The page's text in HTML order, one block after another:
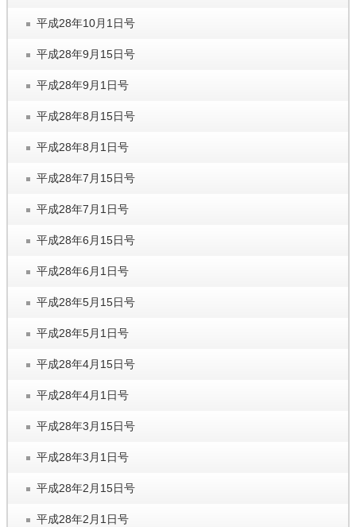
平成28年10月1日号
平成28年9月15日号
平成28年9月1日号
平成28年8月15日号
平成28年8月1日号
平成28年7月15日号
平成28年7月1日号
平成28年6月15日号
平成28年6月1日号
平成28年5月15日号
平成28年5月1日号
平成28年4月15日号
平成28年4月1日号
平成28年3月15日号
平成28年3月1日号
平成28年2月15日号
平成28年2月1日号